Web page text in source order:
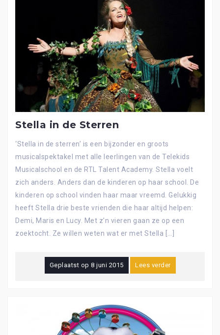
Stella in de Sterren
‘Stella in de sterren’ is een bijzonder en groots
musicalspektakel met alle leerlingen van de Telekids
Musicalschool en de RTL Talent Academy. Stella voelt
zich anders. Anders dan de kinderen op haar school. De
kinderen op school vinden haar maar vreemd. Gelukkig
heeft Stella drie beste vrienden die haar altijd helpen:
Demi, Maris en Lucy. Met z’n vieren gaan ze op een
zoektocht. Ze willen weten wat er met Stella […]
Geplaatst op 8 juni 2015 Lees verder